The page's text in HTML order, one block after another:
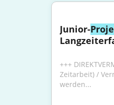
Junior-
+++
Zeitarbeit) /
werden...